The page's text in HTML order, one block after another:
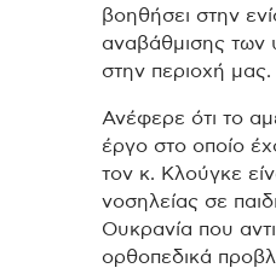
βοηθήσει στην
αναβάθμισης των
στην περιοχή μας.
Ανέφερε ότι το
έργο στο οποίο
τον κ. Κλούγκε
νοσηλείας σε
Ουκρανία που
ορθοπεδικά